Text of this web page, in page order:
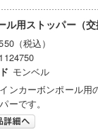
用ストッパー（交
（税込）
モンベル
ンカーボンポール用
ーです。